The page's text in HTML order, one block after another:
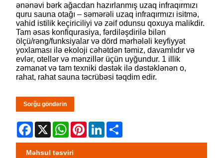
ənənəvi bərk ağacdan hazırlanmış uzaq infraqırmızı
quru sauna otağı – səmərəli uzaq infraqırmızı isitmə,
vahid istilik keçiriciliyi və zəif odunsu qoxuya malikdir.
Tam əsas konfiqurasiya, fərdiləşdirilə bilən
ölçü/rəng/funksiyalar və dörd mərhələli keyfiyyət
yoxlaması ilə ekoloji cəhətdən təmiz, davamlıdır və
evlər, otellər və mənzillər üçün uyğundur. 1 illik
zəmanət və tam texniki dəstək ilə dəstəklənən o,
rahat, rahat sauna təcrübəsi təqdim edir.
Sorğu göndərin
Facebook
X WhatsApp
PinterestLinkedIn
Məhsul təsviri